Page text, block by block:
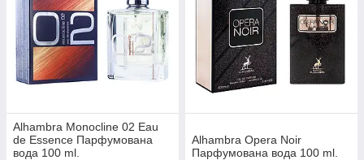
Alhambra Monocline 02 Eau
de Essence Парфумована
вода 100 ml.
Alhambra Opera Noir
Парфумована вода 100 ml.